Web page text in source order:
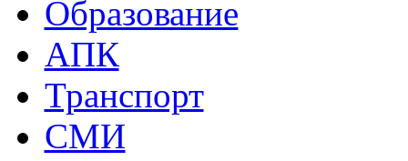
Образование
АПК
Транспорт
СМИ